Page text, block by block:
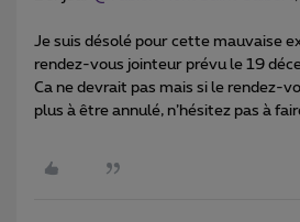
Je suis désolé pour cette mauvaise
rendez-vous jointeur prévu le 19
Ca ne devrait pas mais si le rendez-
plus à être annulé, n’hésitez pas à